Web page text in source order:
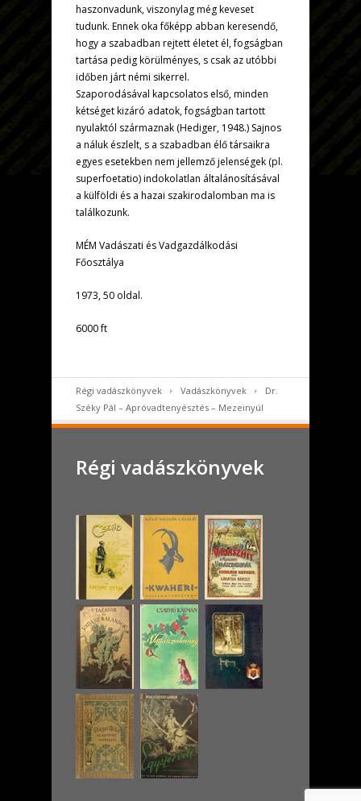
haszonvadunk, viszonylag még keveset
tudunk. Ennek oka főképp abban keresendő,
hogy a szabadban rejtett életet él, fogságban
tartása pedig körülményes, s csak az utóbbi
időben járt némi sikerrel.
Szaporodásával kapcsolatos első, minden
kétséget kizáró adatok, fogságban tartott
nyulaktól származnak (Hediger, 1948.) Sajnos
a náluk észlelt, s a szabadban élő társaikra
egyes esetekben nem jellemző jelenségek (pl.
superfoetatio) indokolatlan általánosításával
a külföldi és a hazai szakirodalomban ma is
találkozunk.
MÉM Vadászati és Vadgazdálkodási
Főosztálya
1973, 50 oldal.
6000 ft
Régi vadászkönyvek Vadászkönyvek
Dr.
Széky Pál – Apróvadtenyésztés – Mezeinyúl
Régi vadászkönyvek